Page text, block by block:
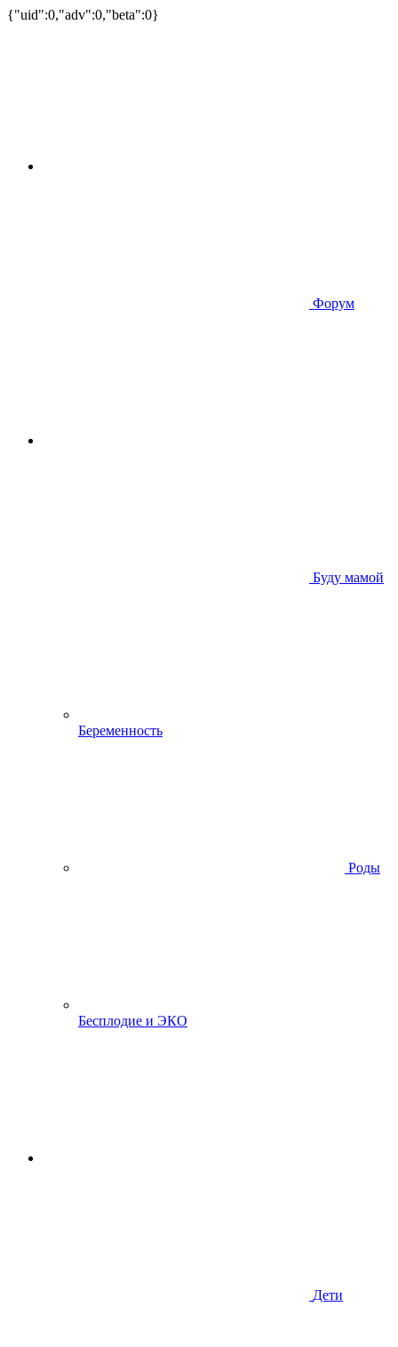
{"uid":0,"adv":0,"beta":0}
Форум
Буду мамой
Беременность
Роды
Бесплодие и ЭКО
Дети